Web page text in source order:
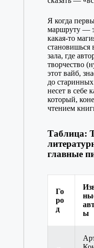
Я когда
маршруту —
какая-то
становишься
зала, где
творчество
этот вайб,
до
несет в себе
который,
чтением
Таблица:
главные
Го
ро
д
ы